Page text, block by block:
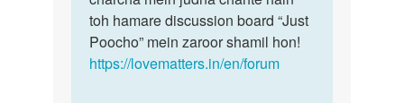
toh hamare discussion board “Just
Poocho” mein zaroor shamil hon!
https://lovematters.in/en/forum